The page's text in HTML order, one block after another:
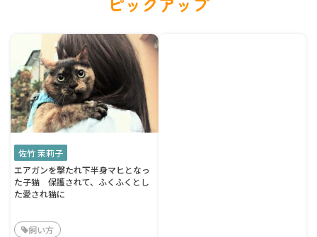
佐竹 茉莉子
エアガンを撃たれ下半身マヒとなっ
た子猫 保護されて、ふくふくとし
た愛され猫に
飼い方